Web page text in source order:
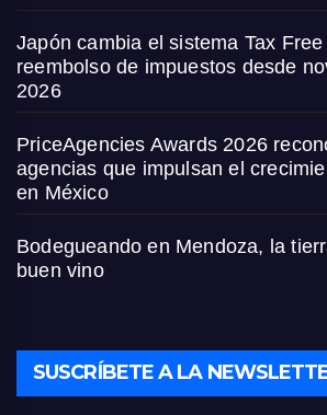
Japón cambia el sistema Tax
reembolso de impuestos desde
2026
PriceAgencies Awards 2026
agencias que impulsan el
en México
Bodegueando en Mendoza, la
buen vino
SUSCRÍBETE A LA